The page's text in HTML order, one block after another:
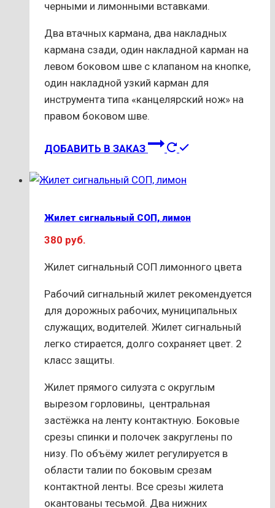
черными и лимонными вставками.
Два втачных кармана, два накладных
кармана сзади, один накладной карман на
левом боковом шве с клапаном на кнопке,
один накладной узкий карман для
инструмента типа «канцелярский нож» на
правом боковом шве.
ДОБАВИТЬ В ЗАКАЗ
Этот
Опции
странице
товара.
Жилет сигнальный СОП, лимон
380 руб.
Жилет сигнальный СОП лимонного цвета
Рабочий сигнальный жилет рекомендуется
для дорожных рабочих, муниципальных
служащих, водителей. Жилет сигнальный
легко стирается, долго сохраняет цвет. 2
класс защиты.
Жилет прямого силуэта с округлым
вырезом горловины, центральная
застёжка на ленту контактную. Боковые
срезы спинки и полочек закруглены по
низу. По объёму жилет регулируется в
области талии по боковым срезам
контактной ленты. Все срезы жилета
окантованы тесьмой. Два нижних